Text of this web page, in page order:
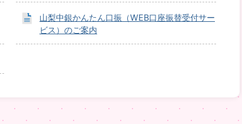
山梨中銀かんたん口振（WEB口座振替受付サー
ビス）のご案内